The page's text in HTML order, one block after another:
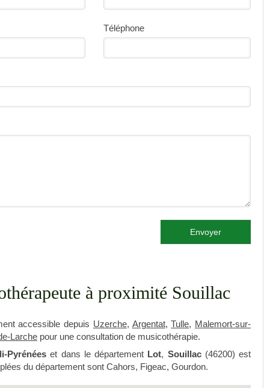
Téléphone
Envoyer
à proximité Souillac
accessible depuis Uzerche, Argentat,Tulle, Malemort-sur-
Larche pour une consultation de musicothérapie.
Pyrénées et dans le département Lot, Souillac(46200) est
du département sont Cahors, Figeac, Gourdon.